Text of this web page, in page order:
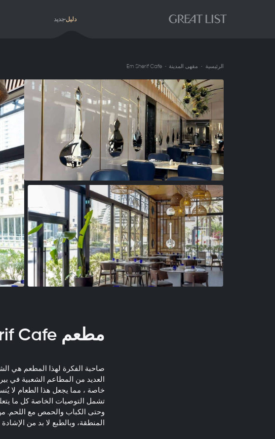
دليلجديد
الرئيسية مقهى المدينة Em Sherif Cafe
مطعم Em Sherif Cafe
صاحبة الفكرة لهذا المطعم هي
العديد من المطاعم الشعبية في
خاصة ، مما يجعل هذا الطعام لا
تشمل التوصيات الخاصة كل ما
وحتى الكباب والحمص مع اللحم.
المنطقة، وبالطبع لا بد من